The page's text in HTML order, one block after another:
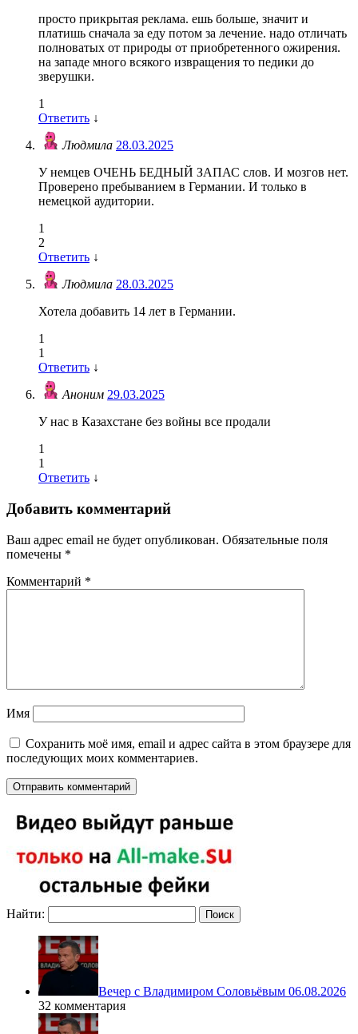
просто прикрытая реклама. ешь больше, значит и
платишь сначала за еду потом за лечение. надо отличать
полноватых от природы от приобретенного ожирения.
на западе много всякого извращения то педики до
зверушки.
1
Ответить ↓
Людмила 28.03.2025
У немцев ОЧЕНЬ БЕДНЫЙ ЗАПАС слов. И мозгов нет.
Проверено пребыванием в Германии. И только в
немецкой аудитории.
1
2
Ответить ↓
Людмила 28.03.2025
Хотела добавить 14 лет в Германии.
1
1
Ответить ↓
Аноним 29.03.2025
У нас в Казахстане без войны все продали
1
1
Ответить ↓
Добавить комментарий
Ваш адрес email не будет опубликован. Обязательные поля
помечены *
Комментарий *
Имя
Сохранить моё имя, email и адрес сайта в этом браузере для
последующих моих комментариев.
Найти:
Вечер с Владимиром Соловьёвым 06.08.2026
32 комментария